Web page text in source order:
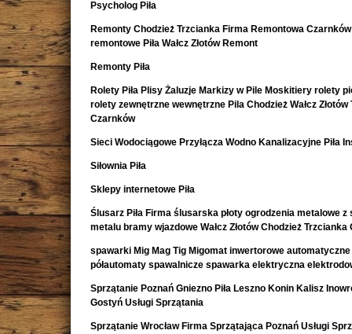
Psycholog Piła
Remonty Chodzież Trzcianka Firma Remontowa Czarnków
remontowe Piła Wałcz Złotów Remont
Remonty Piła
Rolety Piła Plisy Żaluzje Markizy w Pile Moskitiery rolety
rolety zewnętrzne wewnętrzne Pila Chodzież Wałcz Złotów
Czarnków
Sieci Wodociągowe Przyłącza Wodno Kanalizacyjne Piła
Siłownia Piła
Sklepy internetowe Piła
Ślusarz Piła Firma ślusarska płoty ogrodzenia metalowe z
metalu bramy wjazdowe Wałcz Złotów Chodzież Trzcianka
spawarki Mig Mag Tig Migomat inwertorowe automatyczne
półautomaty spawalnicze spawarka elektryczna
Sprzątanie Poznań Gniezno Piła Leszno Konin Kalisz
Gostyń Usługi Sprzątania
Sprzątanie Wrocław Firma Sprzątająca Poznań Usługi